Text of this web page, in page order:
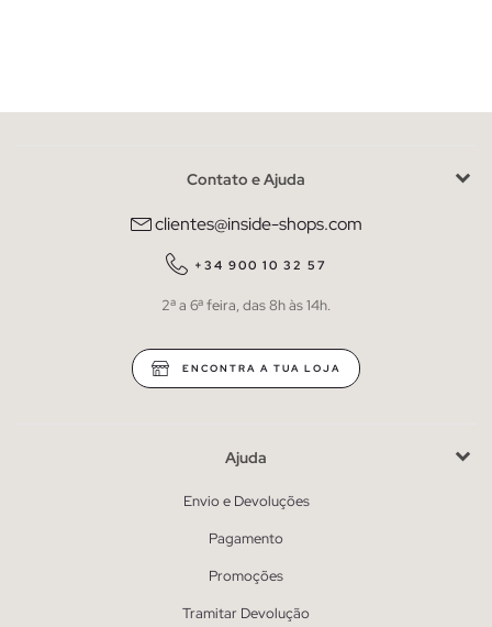
Contato e Ajuda
clientes@inside-shops.com
+34 900 10 32 57
2ª a 6ª feira, das 8h às 14h.
ENCONTRA A TUA LOJA
Ajuda
Envio e Devoluções
Pagamento
Promoções
Tramitar Devolução